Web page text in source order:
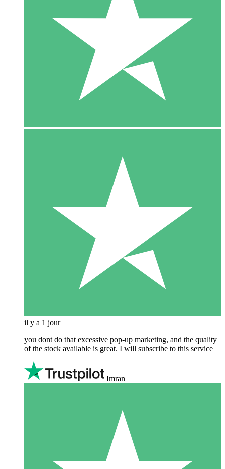
il y a 1 jour
you dont do that excessive pop-up marketing, and the quality
of the stock available is great. I will subscribe to this service
Imran